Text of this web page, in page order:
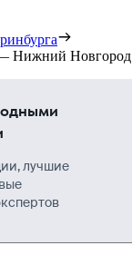
Нижний Новгород
лучшие